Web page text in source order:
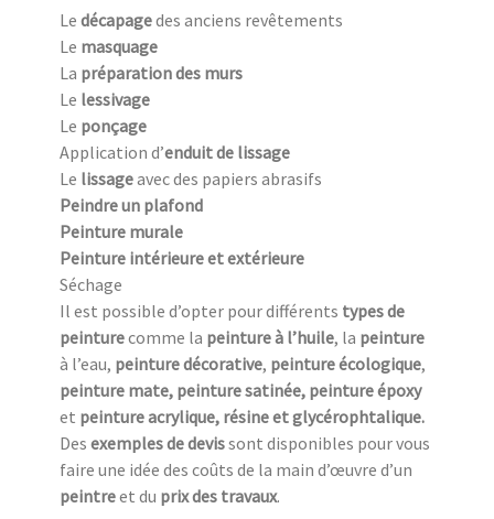
Le décapagedes anciens revêtements
Le masquage
La préparation des murs
Le lessivage
Le ponçage
Application d’enduit de lissage
Le lissageavec des papiers abrasifs
Peindre un plafond
Peinture murale
Peinture intérieure et extérieure
Séchage
Il est possible d’opter pour différents types de
peinturecomme la peinture à l’huile, la peinture
à l’eau, peinturedécorative, peinture écologique,
peinture mate, peinture satinée, peinture époxy
et peinture acrylique, résine et glycérophtalique.
Des exemples de devissont disponibles pour vous
faire une idée des coûts de la main d’œuvre d’un
peintreet du prix des travaux.